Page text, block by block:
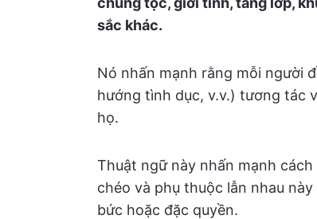
sắc khác.
Nó nhấn mạnh rằng mỗi người
hướng tình dục, v.v.) tương tác
họ.
Thuật ngữ này nhấn mạnh
chéo và phụ thuộc lẫn nhau
bức hoặc đặc quyền.